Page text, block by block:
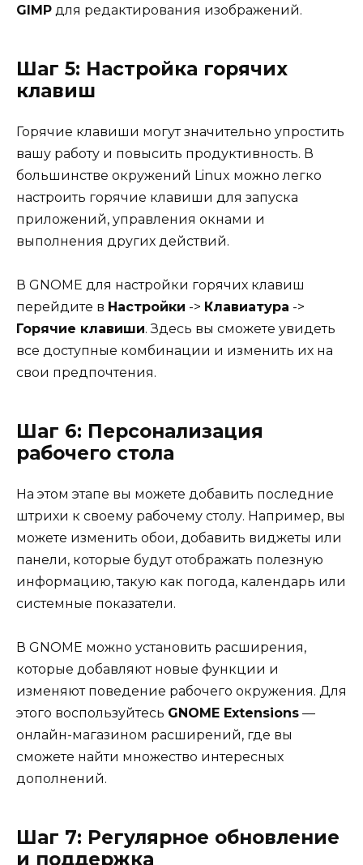
GIMP для редактирования изображений.
Шаг 5: Настройка горячих
клавиш
Горячие клавиши могут значительно упростить
вашу работу и повысить продуктивность. В
большинстве окружений Linux можно легко
настроить горячие клавиши для запуска
приложений, управления окнами и
выполнения других действий.
В GNOME для настройки горячих клавиш
перейдите в Настройки -> Клавиатура ->
Горячие клавиши. Здесь вы сможете увидеть
все доступные комбинации и изменить их на
свои предпочтения.
Шаг 6: Персонализация
рабочего стола
На этом этапе вы можете добавить последние
штрихи к своему рабочему столу. Например, вы
можете изменить обои, добавить виджеты или
панели, которые будут отображать полезную
информацию, такую как погода, календарь или
системные показатели.
В GNOME можно установить расширения,
которые добавляют новые функции и
изменяют поведение рабочего окружения. Для
этого воспользуйтесь GNOME Extensions —
онлайн-магазином расширений, где вы
сможете найти множество интересных
дополнений.
Шаг 7: Регулярное обновление
и поддержка